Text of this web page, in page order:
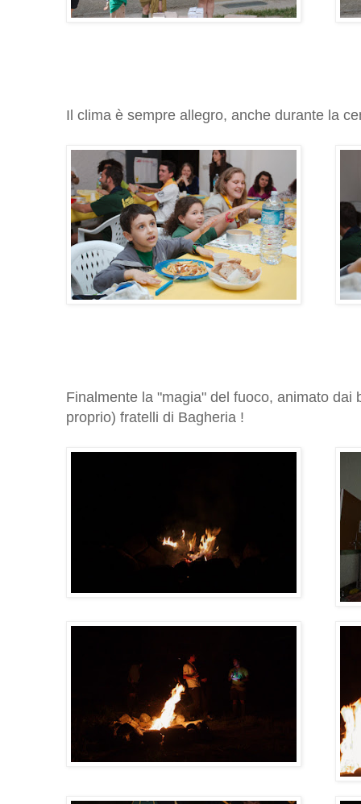
Il clima è sempre allegro, anche durante la
Finalmente la "magia" del fuoco, animato dai
proprio) fratelli di Bagheria !